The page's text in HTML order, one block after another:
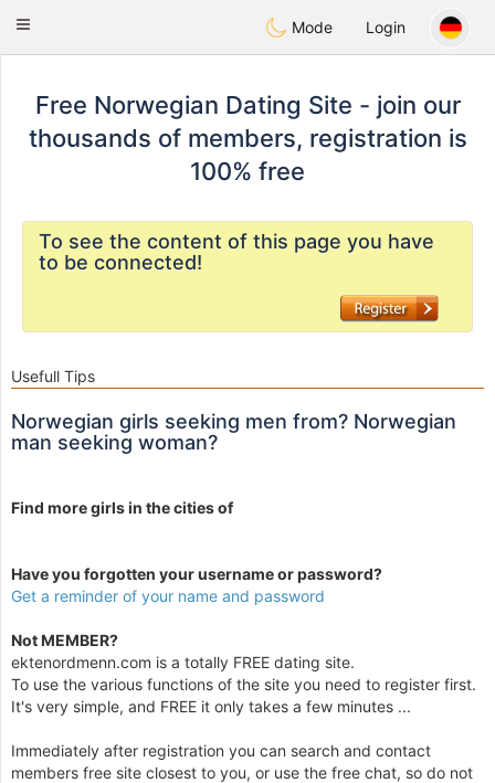
EkteNordmenn
Toggle
Mode Login
Free Norwegian Dating Site - join our
thousands of members, registration is
100% free
To see the content of this page you have
to be connected!
Usefull Tips
Norwegian girls seeking men from? Norwegian
man seeking woman?
Find more girls in the cities of
Have you forgotten your username or password?
Get a reminder of your name and password
Not MEMBER?
ektenordmenn.com is a totally FREE dating site.
To use the various functions of the site you need to register first.
It's very simple, and FREE it only takes a few minutes ...
Immediately after registration you can search and contact
members free site closest to you, or use the free chat, so do not